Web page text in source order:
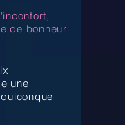
de bonheur
une